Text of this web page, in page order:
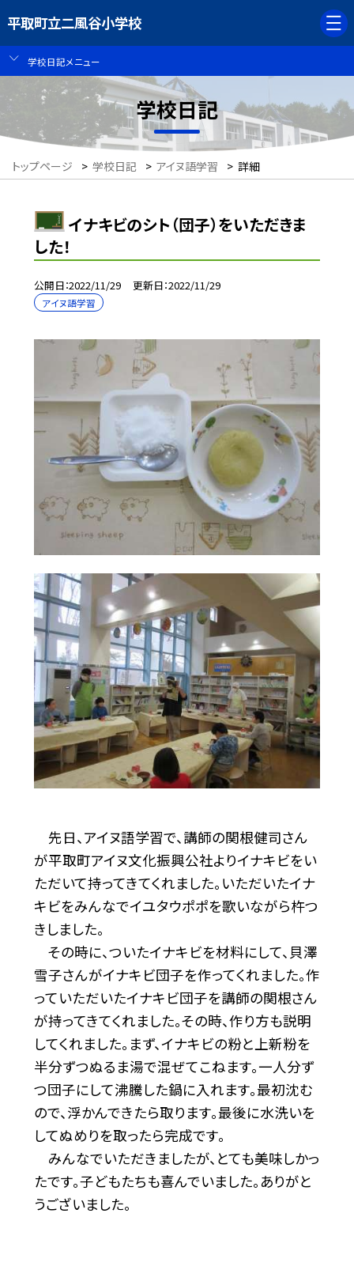
平取町立二風谷小学校
学校日記メニュー
学校日記
トップページ > 学校日記 > アイヌ語学習 > 詳細
イナキビのシト（団子）をいただきま
した！
公開日 2022/11/29 更新日 2022/11/29
アイヌ語学習
先日、アイヌ語学習で、講師の関根健司さん
が平取町アイヌ文化振興公社よりイナキビをい
ただいて持ってきてくれました。いただいたイナ
キビをみんなでイユタウポポを歌いながら杵つ
きしました。
その時に、ついたイナキビを材料にして、貝澤
雪子さんがイナキビ団子を作ってくれました。作
っていただいたイナキビ団子を講師の関根さん
が持ってきてくれました。その時、作り方も説明
してくれました。まず、イナキビの粉と上新粉を
半分ずつぬるま湯で混ぜてこねます。一人分ず
つ団子にして沸騰した鍋に入れます。最初沈む
ので、浮かんできたら取ります。最後に水洗いを
してぬめりを取ったら完成です。
みんなでいただきましたが、とても美味しかっ
たです。子どもたちも喜んでいました。ありがと
うございました。